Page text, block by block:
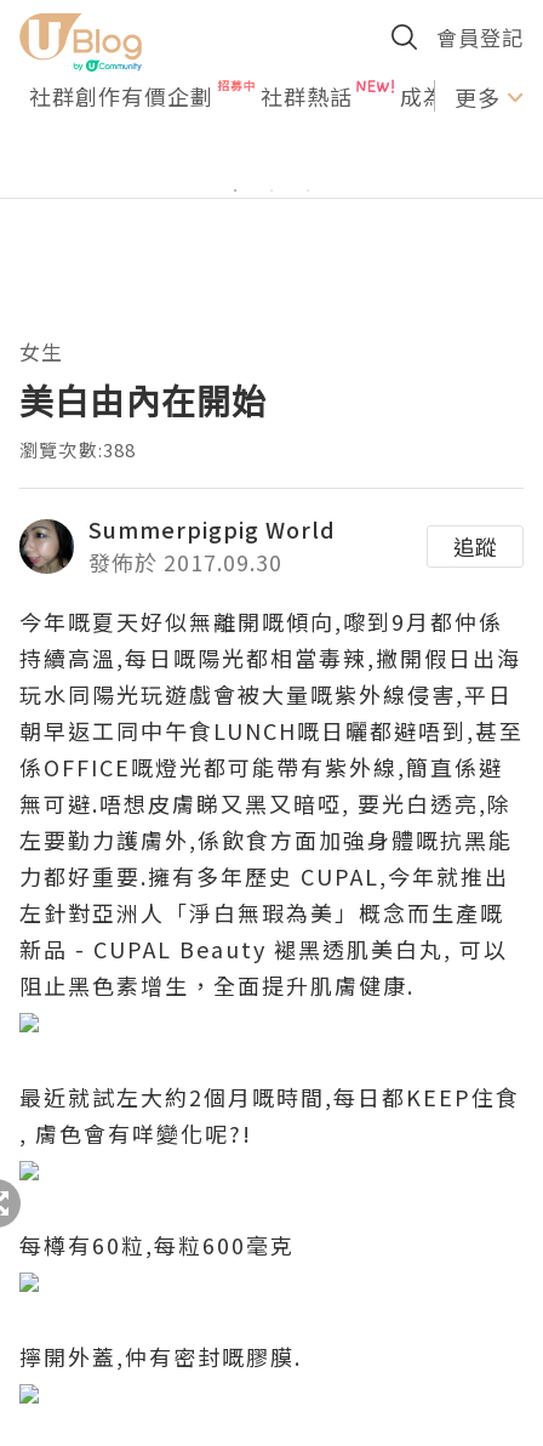
會員登記
社群創作有價企劃 社群熱話 成為U更多
女生
美白由內在開始
瀏覽次數:388
Summerpigpig World
發佈於 2017.09.30
追蹤
今年嘅夏天好似無離開嘅傾向,嚟到9月都仲係
持續高溫,每日嘅陽光都相當毒辣,撇開假日出海
玩水同陽光玩遊戲會被大量嘅紫外線侵害,平日
朝早返工同中午食LUNCH嘅日曬都避唔到,甚至
係OFFICE嘅燈光都可能帶有紫外線,簡直係避
無可避.唔想皮膚睇又黑又暗啞, 要光白透亮,除
左要勤力護膚外,係飲食方面加強身體嘅抗黑能
力都好重要.擁有多年歷史 CUPAL,今年就推出
左針對亞洲人「淨白無瑕為美」概念而生產嘅
新品 - CUPAL Beauty 褪黑透肌美白丸, 可以
阻止黑色素增生，全面提升肌膚健康.
最近就試左大約2個月嘅時間,每日都KEEP住食
, 膚色會有咩變化呢?!
每樽有60粒,每粒600毫克
擰開外蓋,仲有密封嘅膠膜.